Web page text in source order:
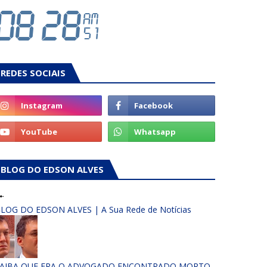
REDES SOCIAIS
BLOG DO EDSON ALVES
DO EDSON ALVES | A Sua Rede de Notícias